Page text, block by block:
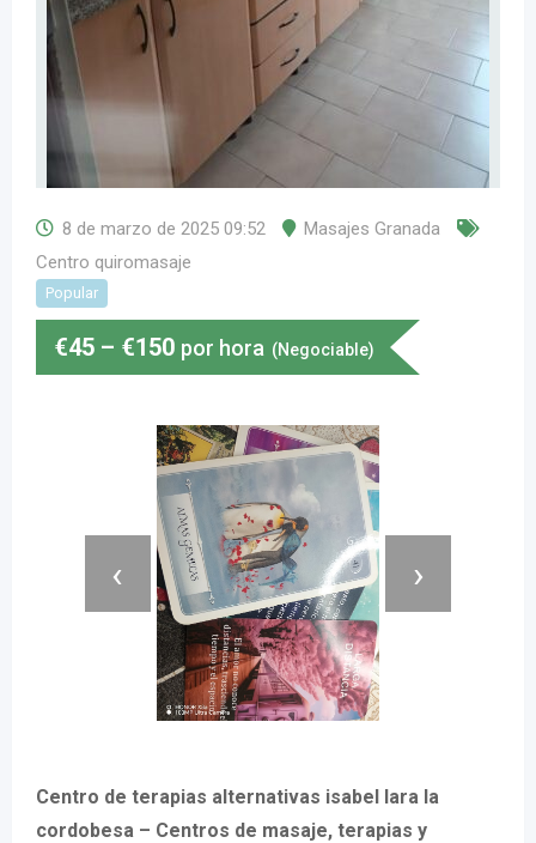
8 de marzo de 2025 09:52
Masajes Granada
Centro quiromasaje
Popular
€45 – €150 por hora (Negociable)
‹ ›
Centro de terapias alternativas isabel lara la
cordobesa – Centros de masaje, terapias y